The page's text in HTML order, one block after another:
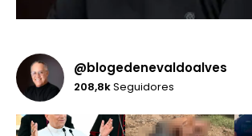
@blogedenevaldoalves
208,8kSeguidores